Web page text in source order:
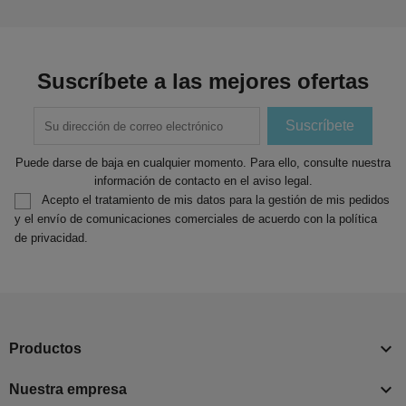
Suscríbete a las mejores ofertas
Puede darse de baja en cualquier momento. Para ello, consulte nuestra
información de contacto en el aviso legal.
Acepto el tratamiento de mis datos para la gestión de mis pedidos
y el envío de comunicaciones comerciales de acuerdo con la política
de privacidad.
Productos 
Nuestra empresa 